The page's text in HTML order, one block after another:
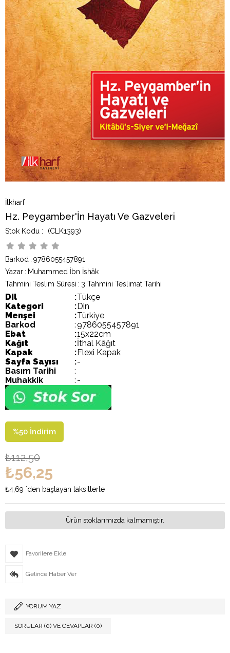
İlkharf
Hz. Peygamber'İn Hayatı Ve Gazveleri
(CLK1393)
Barkod : 9786055457891
Yazar : Muhammed İbn İshâk
Tahmini Teslim Süresi : 3 Tahmini Teslimat Tarihi
Dil :Tükçe
Kategori
:Din
Menşei
:Türkiye
Barkod
:9786055457891
Ebat
:15x22cm
Kağıt
:İthal Kâğıt
Kapak
:Flexi Kapak
Sayfa Sayısı
:-
Basım Tarihi
:
Muhakkik
: -
%50 İndirim
₺112,50
₺56,25
₺4,69 `den başlayan taksitlerle
Ürün stoklarımızda kalmamıştır.
Favorilere Ekle
Gelince Haber Ver
YORUM YAZ
SORULAR (0) VE CEVAPLAR (0)